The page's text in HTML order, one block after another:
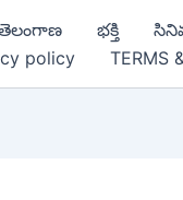
భక్తి
policy TERMS